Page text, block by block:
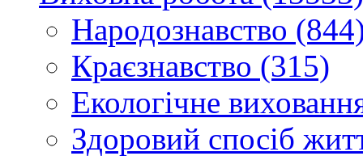
Народознавство
Краєзнавство (315)
Екологічне
Здоровий спосіб